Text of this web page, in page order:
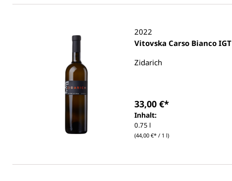
2022
Vitovska Carso Bianco IGT
Zidarich
Inhalt:
0.75 l
(44,00 €* / 1 l)
33,00 €*